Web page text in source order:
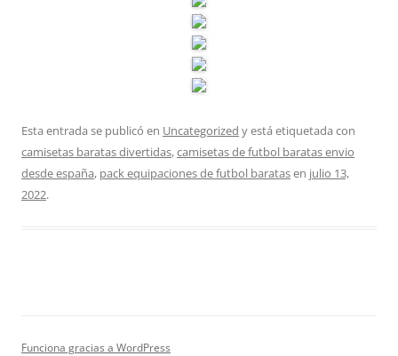
Esta entrada se publicó en Uncategorized y está etiquetada con
camisetas baratas divertidas,camisetas de futbol baratas envio
desde españa, pack equipaciones de futbol baratasen julio 13,
2022.
Funciona gracias a WordPress